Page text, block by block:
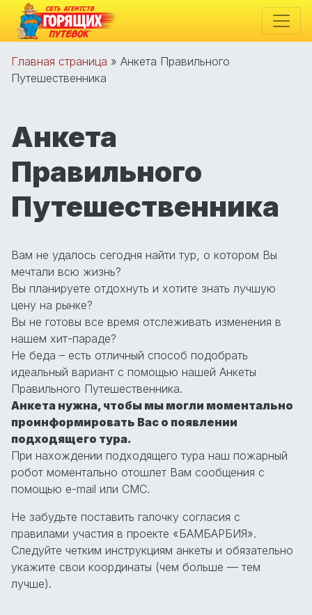
Главная страница » Анкета Правильного
Путешественника
Анкета
Правильного
Путешественника
Вам не удалось сегодня найти тур, о котором Вы
мечтали всю жизнь?
Вы планируете отдохнуть и хотите знать лучшую
цену на рынке?
Вы не готовы все время отслеживать изменения в
нашем хит-параде?
Не беда – есть отличный способ подобрать
идеальный вариант с помощью нашей Анкеты
Правильного Путешественника.
Анкета нужна, чтобы мы могли моментально
проинформировать Вас о появлении
подходящего тура.
При нахождении подходящего тура наш пожарный
робот моментально отошлет Вам сообщения с
помощью e-mail или СМС.
Не забудьте поставить галочку согласия с
правилами участия в проекте «БАМБАРБИЯ».
Следуйте четким инструкциям анкеты и обязательно
укажите свои координаты (чем больше — тем
лучше).